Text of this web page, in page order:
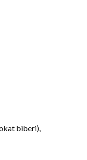
biberi),